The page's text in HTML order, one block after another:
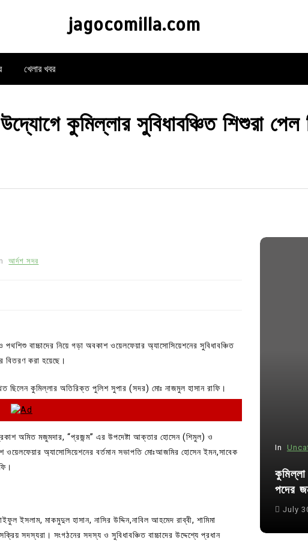
jagocomilla.com
খেলার খবর
কুমিল্লার সুবিধাবঞ্চিত শিশুরা
আর্দশ সদর
বাচ্চাদের নিয়ে গড়া অবকাশ ওয়েলফেয়ার অ্যাসোসিয়েশনের সুবিধাবঞ্চিত
বিতরণ করা হয়েছে।
ছিলেন কুমিল্লার অতিরিক্ত পুলিশ সুপার (সদর) মোঃ নাজমুল হাসান রাফি।
অমিত মজুমদার, “প্রজন্ম” এর উপদেষ্টা আক্তার হোসেন (শিমুল) ও
অ্যাসোসিয়েশনের বর্তমান সভাপতি মোঃআজমির হোসেন ইমন,সাবেক
ইসলাম, মাকমুদুল হাসান, নাসির উদ্দিন,নাবিল আহমেদ রাব্বী, শামিমা
সদস্যরা। সংগঠনের সদস্য ও সুবিধাবঞ্চিত বাচ্চাদের উদ্দেশ্যে প্রধান
In Uncategorized In
পদের
July